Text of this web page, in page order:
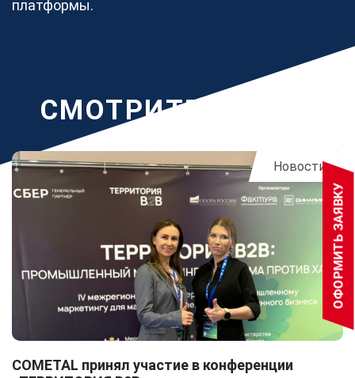
ОФОРМИТЬ ЗАЯВКУ
платформы.
CМОТРИТЕ ТАКЖЕ
Новости
COMETAL принял участие в конференции